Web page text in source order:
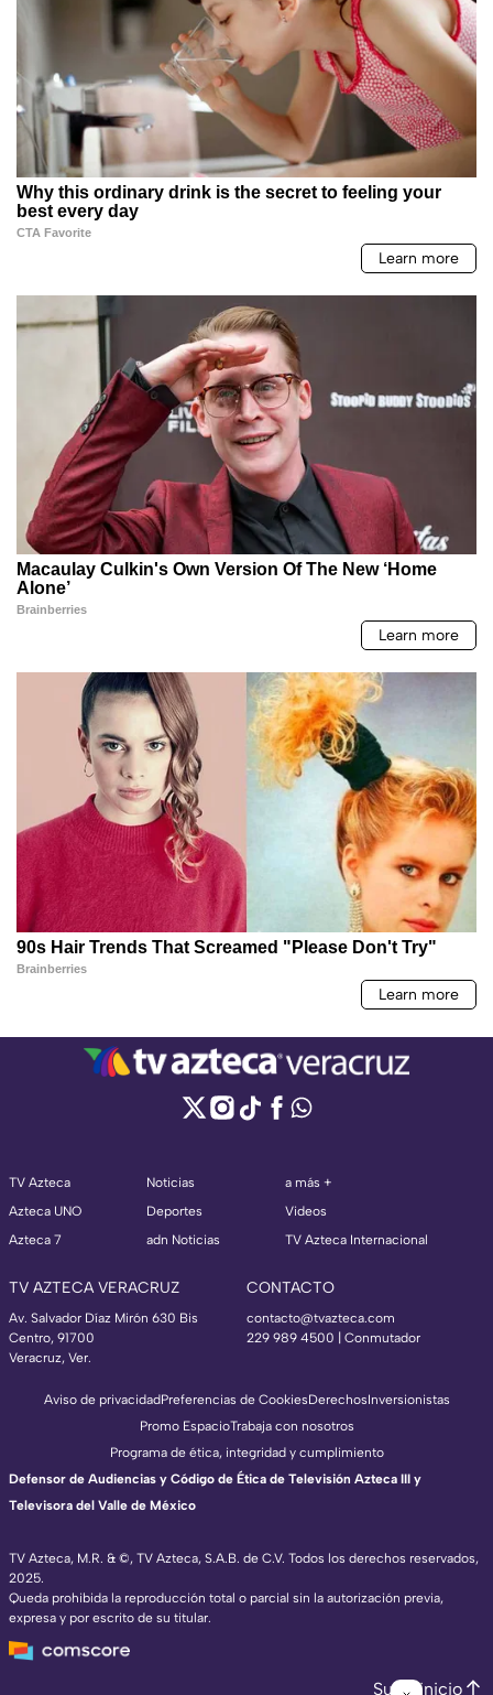
TV Azteca
Azteca UNO
Azteca 7
Noticias
Deportes
adn Noticias
a más +
Videos
TV Azteca Internacional
TV AZTECA VERACRUZ
Av. Salvador Díaz Mirón 630 Bis
Centro, 91700
Veracruz, Ver.
CONTACTO
contacto@tvazteca.com
229 989 4500 | Conmutador
TV Azteca, M.R. & ©, TV Azteca, S.A.B. de C.V. Todos los derechos reservados,
2025.
Queda prohibida la reproducción total o parcial sin la autorización previa,
expresa y por escrito de su titular.
Aviso de privacidadPreferencias de CookiesDerechosInversionistas
Promo EspacioTrabaja con nosotros
Programa de ética, integridad y cumplimiento
Defensor de Audiencias y Código de Ética de Televisión Azteca III y
Televisora del Valle de México
Subir inicio